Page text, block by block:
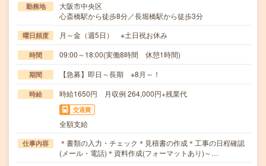
勤務地
大阪市中央区
心斎橋駅から徒歩8分／長堀橋駅から徒歩3分
曜日頻度 月～金（週5日） ※土日祝お休み
時間 09:00～18:00(実働8時間 休憩1時間)
期間 【急募】即日～長期 ※8月～！
時給 時給1650円 月収例 264,000円+残業代
交通費
全額支給
仕事内容
＊書類の入力・チェック＊見積書の作成＊工事の日程確認
(メール・電話)＊資料作成(フォーマットあり)～…